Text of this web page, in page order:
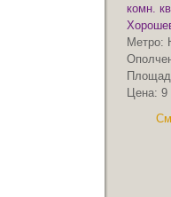
комн.
Метро:
Цена: 9